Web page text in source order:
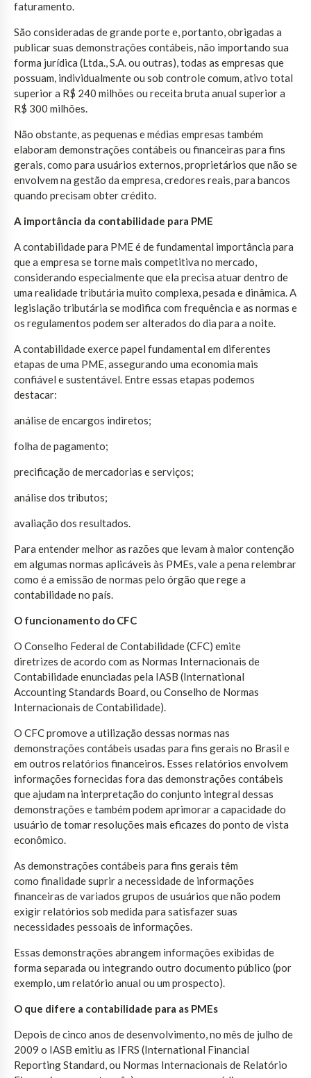
faturamento.
São consideradas de grande porte e, portanto, obrigadas a
publicar suas demonstrações contábeis, não importando sua
forma jurídica (Ltda., S.A. ou outras), todas as empresas que
possuam, individualmente ou sob controle comum, ativo total
superior a R$ 240 milhões ou receita bruta anual superior a
R$ 300 milhões.
Não obstante, as pequenas e médias empresas também
elaboram demonstrações contábeis ou financeiras para fins
gerais, como para usuários externos, proprietários que não se
envolvem na gestão da empresa, credores reais, para bancos
quando precisam obter crédito.
A importância da contabilidade para PME
A contabilidade para PME é de fundamental importância para
que a empresa se torne mais competitiva no mercado,
considerando especialmente que ela precisa atuar dentro de
uma realidade tributária muito complexa, pesada e dinâmica. A
legislação tributária se modifica com frequência e as normas e
os regulamentos podem ser alterados do dia para a noite.
A contabilidade exerce papel fundamental em diferentes
etapas de uma PME, assegurando uma economia mais
confiável e sustentável. Entre essas etapas podemos
destacar:
análise de encargos indiretos;
folha de pagamento;
precificação de mercadorias e serviços;
análise dos tributos;
avaliação dos resultados.
Para entender melhor as razões que levam à maior contenção
em algumas normas aplicáveis às PMEs, vale a pena relembrar
como é a emissão de normas pelo órgão que rege a
contabilidade no país.
O funcionamento do CFC
O Conselho Federal de Contabilidade (CFC) emite
diretrizes de acordo com as Normas Internacionais de
Contabilidade enunciadas pela IASB (International
Accounting Standards Board, ou Conselho de Normas
Internacionais de Contabilidade).
O CFC promove a utilização dessas normas nas
demonstrações contábeis usadas para fins gerais no Brasil e
em outros relatórios financeiros. Esses relatórios envolvem
informações fornecidas fora das demonstrações contábeis
que ajudam na interpretação do conjunto integral dessas
demonstrações e também podem aprimorar a capacidade do
usuário de tomar resoluções mais eficazes do ponto de vista
econômico.
As demonstrações contábeis para fins gerais têm
como finalidade suprir a necessidade de informações
financeiras de variados grupos de usuários que não podem
exigir relatórios sob medida para satisfazer suas
necessidades pessoais de informações.
Essas demonstrações abrangem informações exibidas de
forma separada ou integrando outro documento público (por
exemplo, um relatório anual ou um prospecto).
O que difere a contabilidade para as PMEs
Depois de cinco anos de desenvolvimento, no mês de julho de
2009 o IASB emitiu as IFRS (International Financial
Reporting Standard, ou Normas Internacionais de Relatório